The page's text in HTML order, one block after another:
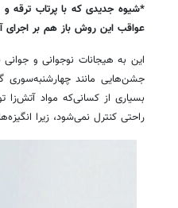
*شیوه جدیدی که با پرتاب ترقه
عواقب این روش باز هم بر اجرای
این به هیجانات نوجوانی و
جشن‌هایی مانند چهارشنبه‌سوری
بسیاری از کسانی‌که مواد آتش‌زا
راحتی کنترل نمی‌شود، زیرا